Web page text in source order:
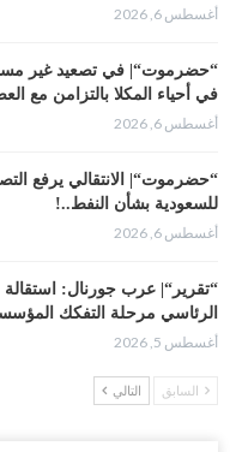
أغسطس 6, 2026
“حضرموت“| في تصعيد غير
في أحياء المكلا بالتزامن مع
أغسطس 6, 2026
“حضرموت“| الانتقالي يرفع
للسعودية بشأن النفط..!
أغسطس 6, 2026
“تقرير“| عرب جورنال:
الرئاسي مرحلة التفكك
أغسطس 5, 2026
حضرموت على حافة الانفجار..
السابق التالي